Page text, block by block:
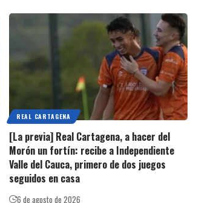
REAL CARTAGENA
[La previa] Real Cartagena, a hacer del
Morón un fortín: recibe a Independiente
Valle del Cauca, primero de dos juegos
seguidos en casa
6 de agosto de 2026